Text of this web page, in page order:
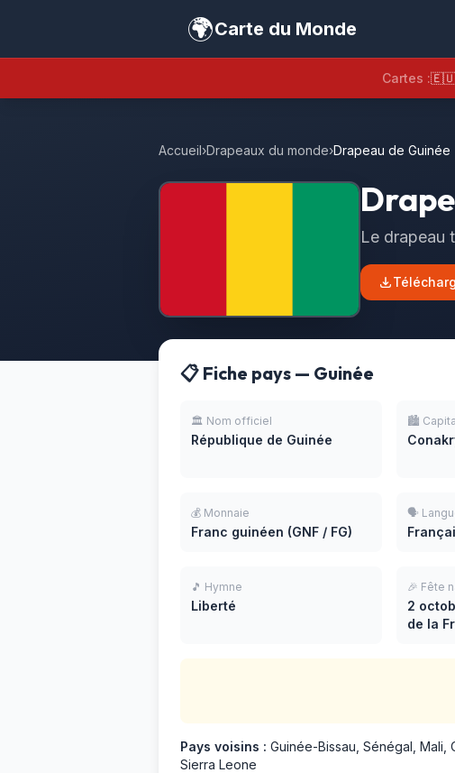
🌍Carte du Monde
Cartes :🇪🇺
Accueil›Drapeaux du monde›Drapeau de Guinée
Le drapeau
📋 Fiche pays — Guinée
🏛️ Nom officiel
République de Guinée
🏙️
💰 Monnaie
Franc guinéen (GNF / FG)
🗣️
🎵 Hymne
Liberté
🎉 Fête
2
de la
Pays voisins : Guinée-Bissau, Sénégal, Mali,
Sierra Leone